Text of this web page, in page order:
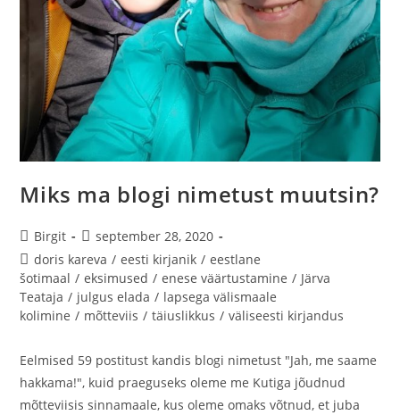
Miks ma blogi nimetust muutsin?
Birgit
september 28, 2020
doris kareva / eesti kirjanik / eestlane
šotimaal / eksimused / enese väärtustamine / Järva
Teataja / julgus elada / lapsega välismaale
kolimine / mõtteviis / täiuslikkus / väliseesti kirjandus
Eelmised 59 postitust kandis blogi nimetust "Jah, me saame
hakkama!", kuid praeguseks oleme me Kutiga jõudnud
mõtteviisis sinnamaale, kus oleme omaks võtnud, et juba